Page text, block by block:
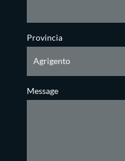
Provincia
Message